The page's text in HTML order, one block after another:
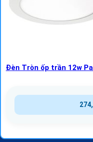
Đèn Tròn ốp trần 12w